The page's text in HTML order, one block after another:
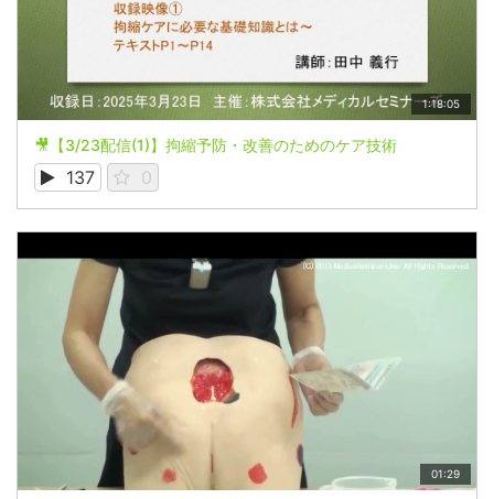
1:18:05
🎥【3/23配信(1)】拘縮予防・改善のためのケア技術
137 0
01:29